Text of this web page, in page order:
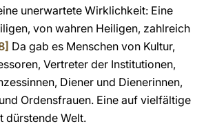
unerwartete Wirklichkeit: Eine
von wahren Heiligen, zahlreich
Da gab es Menschen von Kultur,
Vertreter der Institutionen,
Diener und Dienerinnen,
Ordensfrauen. Eine auf vielfältige
dürstende Welt.